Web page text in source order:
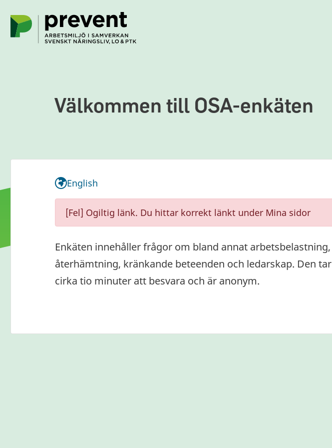
Hoppa till huvudinnehållet
Välkommen till OSA-enkäten
English
[Fel] Ogiltig länk. Du hittar korrekt länkt under Mina sidor
Enkäten innehåller frågor om bland annat arbetsbelastning,
återhämtning, kränkande beteenden och ledarskap. Den tar
cirka tio minuter att besvara och är anonym.